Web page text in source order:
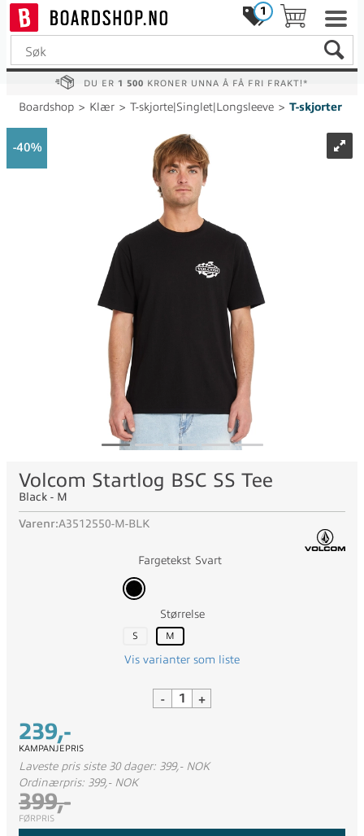
1
DU ER 1 500 KRONER UNNA Å FÅ FRI FRAKT!*
Boardshop>Klær>T-skjorte|Singlet|Longsleeve>T-skjorter
40%
Volcom Startlog BSC SS Tee
Black - M
Varenr:A3512550-M-BLK
239,-
KAMPANJEPRIS
Laveste pris siste 30 dager: 399,- NOK
Ordinærpris: 399,- NOK
399,-
FØRPRIS
Fargetekst Svart
Størrelse
S M
Vis varianter som liste
- +